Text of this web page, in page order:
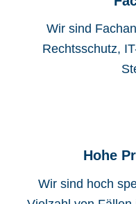
Wir sind
Rechtsschutz,
Hohe
Wir sind hoch